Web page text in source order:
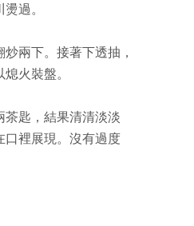
過。
兩下。接著下透抽，
火裝盤。
茶匙，結果清清淡淡
口裡展現。沒有過度